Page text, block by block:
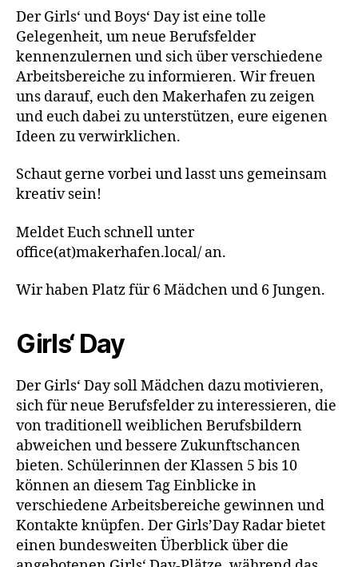
Der Girls‘ und Boys‘ Day ist eine tolle
Gelegenheit, um neue Berufsfelder
kennenzulernen und sich über verschiedene
Arbeitsbereiche zu informieren. Wir freuen
uns darauf, euch den Makerhafen zu zeigen
und euch dabei zu unterstützen, eure eigenen
Ideen zu verwirklichen.
Schaut gerne vorbei und lasst uns gemeinsam
kreativ sein!
Meldet Euch schnell unter
office(at)makerhafen.local/ an.
Wir haben Platz für 6 Mädchen und 6 Jungen.
Girls‘ Day
Der Girls‘ Day soll Mädchen dazu motivieren,
sich für neue Berufsfelder zu interessieren, die
von traditionell weiblichen Berufsbildern
abweichen und bessere Zukunftschancen
bieten. Schülerinnen der Klassen 5 bis 10
können an diesem Tag Einblicke in
verschiedene Arbeitsbereiche gewinnen und
Kontakte knüpfen. Der Girls’Day Radar bietet
einen bundesweiten Überblick über die